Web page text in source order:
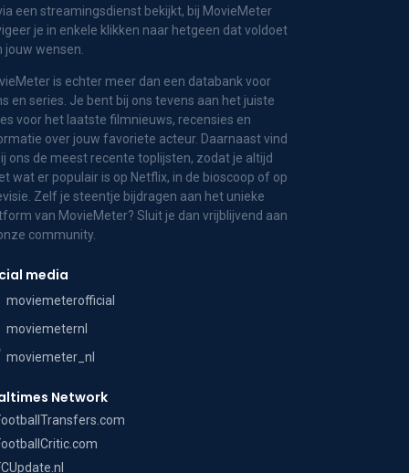
een streamingsdienst bekijkt, bij MovieMeter
je in enkele klikken naar hetgeen dat voldoet
jouw wensen.
is echter meer dan een databank voor
en series. Je bent bij ons tevens aan het juiste
voor het laatste filmnieuws, recensies en
over jouw favoriete acteur. Daarnaast vind
ons de meest recente toplijsten, zodat je altijd
wat er populair is op Netflix, in de bioscoop of op
Zelf je steentje bijdragen aan het unieke
van MovieMeter? Sluit je dan vrijblijvend aan
community.
media
moviemeterofficial
moviemeternl
moviemeter_nl
Network